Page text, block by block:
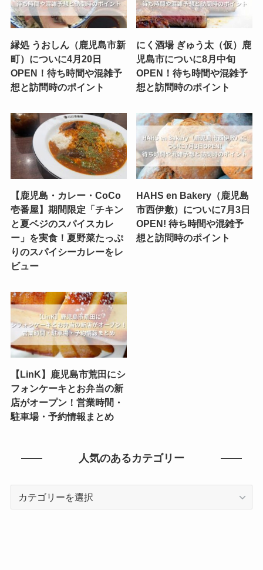
縁処 うおしん（鹿児島市新
町）についに4月20日
OPEN！待ち時間や混雑予
想と訪問時のポイント
にく酒場 ぎゅう太（仮）鹿
児島市についに8月中旬
OPEN！待ち時間や混雑予
想と訪問時のポイント
【鹿児島・カレー・CoCo
壱番屋】期間限定「チキン
と夏ベジのスパイスカレ
ー」を実食！夏野菜たっぷ
りのスパイシーカレーをレ
ビュー
HAHS en Bakery（鹿児島
市西伊敷）についに7月3日
OPEN! 待ち時間や混雑予
想と訪問時のポイント
【LinK】鹿児島市荒田にシ
フォンケーキとお弁当の新
店がオープン！営業時間・
駐車場・予約情報まとめ
人気のあるカテゴリー